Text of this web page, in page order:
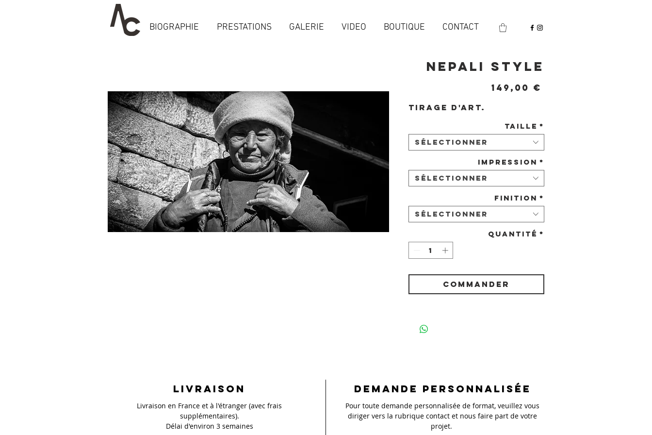
BIOGRAPHIE PRESTATIONS GALERIE VIDEO BOUTIQUE CONTACT
Nepali style
149,00 €
Tirage d'art.
Taille *
Sélectionner
Impression *
Sélectionner
Finition *
Sélectionner
Quantité *
COMMANDER
Livraison
Livraison en France et à l'étranger (avec frais
supplémentaires).
Délai d'environ 3 semaines
Demande personnalisée
Pour toute demande personnalisée de format, veuillez vous
diriger vers la rubrique contact et nous faire part de votre
projet.